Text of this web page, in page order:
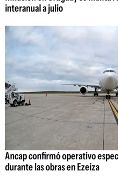
interanual a julio
Ancap confirmó operativo
durante las obras en Ezeiza